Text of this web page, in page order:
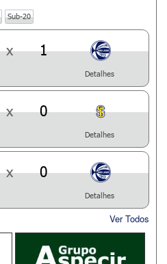
Sub-20
x 1
Detalhes
x 0
Detalhes
x 0
Detalhes
Ver Todos